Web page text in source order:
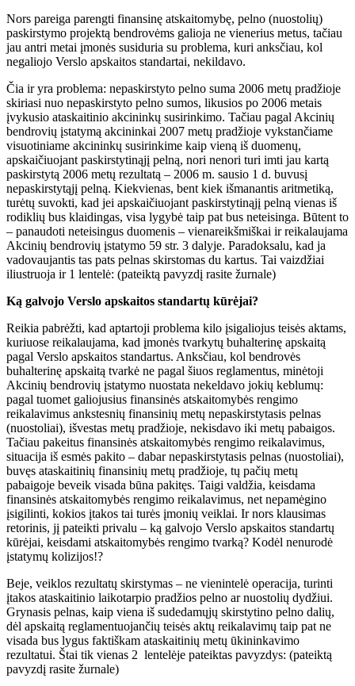
Nors pareiga parengti finansinę atskaitomybę, pelno (nuostolių)
paskirstymo projektą bendrovėms galioja ne vienerius metus, tačiau
jau antri metai įmonės susiduria su problema, kuri anksčiau, kol
negaliojo Verslo apskaitos standartai, nekildavo.
Čia ir yra problema: nepaskirstyto pelno suma 2006 metų pradžioje
skiriasi nuo nepaskirstyto pelno sumos, likusios po 2006 metais
įvykusio ataskaitinio akcininkų susirinkimo. Tačiau pagal Akcinių
bendrovių įstatymą akcininkai 2007 metų pradžioje vykstančiame
visuotiniame akcininkų susirinkime kaip vieną iš duomenų,
apskaičiuojant paskirstytinąjį pelną, nori nenori turi imti jau kartą
paskirstytą 2006 metų rezultatą – 2006 m. sausio 1 d. buvusį
nepaskirstytąjį pelną. Kiekvienas, bent kiek išmanantis aritmetiką,
turėtų suvokti, kad jei apskaičiuojant paskirstytinąjį pelną vienas iš
rodiklių bus klaidingas, visa lygybė taip pat bus neteisinga. Būtent to
– panaudoti neteisingus duomenis – vienareikšmiškai ir reikalaujama
Akcinių bendrovių įstatymo 59 str. 3 dalyje. Paradoksalu, kad ja
vadovaujantis tas pats pelnas skirstomas du kartus. Tai vaizdžiai
iliustruoja ir 1 lentelė: (pateiktą pavyzdį rasite žurnale)
Ką galvojo Verslo apskaitos standartų kūrėjai?
Reikia pabrėžti, kad aptartoji problema kilo įsigaliojus teisės aktams,
kuriuose reikalaujama, kad įmonės tvarkytų buhalterinę apskaitą
pagal Verslo apskaitos standartus. Anksčiau, kol bendrovės
buhalterinę apskaitą tvarkė ne pagal šiuos reglamentus, minėtoji
Akcinių bendrovių įstatymo nuostata nekeldavo jokių keblumų:
pagal tuomet galiojusius finansinės atskaitomybės rengimo
reikalavimus ankstesnių finansinių metų nepaskirstytasis pelnas
(nuostoliai), išvestas metų pradžioje, nekisdavo iki metų pabaigos.
Tačiau pakeitus finansinės atskaitomybės rengimo reikalavimus,
situacija iš esmės pakito – dabar nepaskirstytasis pelnas (nuostoliai),
buvęs ataskaitinių finansinių metų pradžioje, tų pačių metų
pabaigoje beveik visada būna pakitęs. Taigi valdžia, keisdama
finansinės atskaitomybės rengimo reikalavimus, net nepamėgino
įsigilinti, kokios įtakos tai turės įmonių veiklai. Ir nors klausimas
retorinis, jį pateikti privalu – ką galvojo Verslo apskaitos standartų
kūrėjai, keisdami atskaitomybės rengimo tvarką? Kodėl nenurodė
įstatymų kolizijos!?
Beje, veiklos rezultatų skirstymas – ne vienintelė operacija, turinti
įtakos ataskaitinio laikotarpio pradžios pelno ar nuostolių dydžiui.
Grynasis pelnas, kaip viena iš sudedamųjų skirstytino pelno dalių,
dėl apskaitą reglamentuojančių teisės aktų reikalavimų taip pat ne
visada bus lygus faktiškam ataskaitinių metų ūkininkavimo
rezultatui. Štai tik vienas 2 lentelėje pateiktas pavyzdys: (pateiktą
pavyzdį rasite žurnale)